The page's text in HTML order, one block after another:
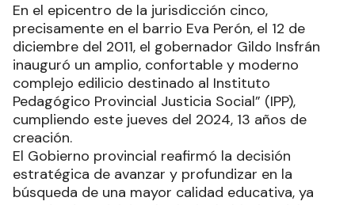
En el epicentro de la jurisdicción cinco,
precisamente en el barrio Eva Perón, el 12 de
diciembre del 2011, el gobernador Gildo Insfrán
inauguró un amplio, confortable y moderno
complejo edilicio destinado al Instituto
Pedagógico Provincial Justicia Social” (IPP),
cumpliendo este jueves del 2024, 13 años de
creación.
El Gobierno provincial reafirmó la decisión
estratégica de avanzar y profundizar en la
búsqueda de una mayor calidad educativa, ya